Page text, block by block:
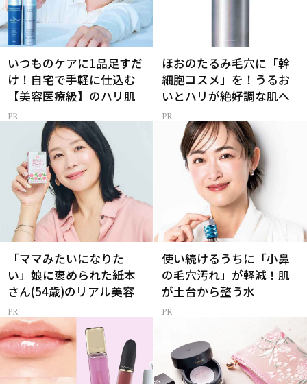
いつものケアに1品足すだ
け！自宅で手軽に仕込む
【美容医療級】のハリ肌
ほおのたるみ毛穴に「幹
細胞コスメ」を！うるお
いとハリが絶好調な肌へ
「ママみたいになりた
い」娘に褒められた紙本
さん(54歳)のリアル美容
使い続けるうちに「小鼻
の毛穴汚れ」が軽減！肌
が土台から整う水